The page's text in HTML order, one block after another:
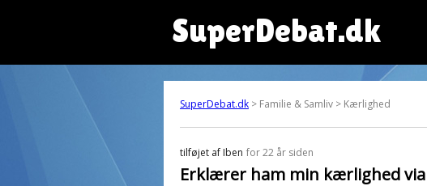
SuperDebat.dk
SuperDebat.dk > Familie & Samliv > Kærlighed
tilføjet af Iben for 22 år siden
Erklærer ham min kærlighed via